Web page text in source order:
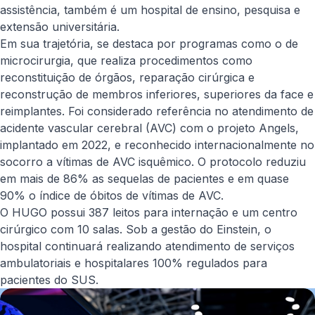
assistência, também é um hospital de ensino, pesquisa e
extensão universitária.
Em sua trajetória, se destaca por programas como o de
microcirurgia, que realiza procedimentos como
reconstituição de órgãos, reparação cirúrgica e
reconstrução de membros inferiores, superiores da face e
reimplantes. Foi considerado referência no atendimento de
acidente vascular cerebral (AVC) com o projeto Angels,
implantado em 2022, e reconhecido internacionalmente no
socorro a vítimas de AVC isquêmico. O protocolo reduziu
em mais de 86% as sequelas de pacientes e em quase
90% o índice de óbitos de vítimas de AVC.
O HUGO possui 387 leitos para internação e um centro
cirúrgico com 10 salas. Sob a gestão do Einstein, o
hospital continuará realizando atendimento de serviços
ambulatoriais e hospitalares 100% regulados para
pacientes do SUS.